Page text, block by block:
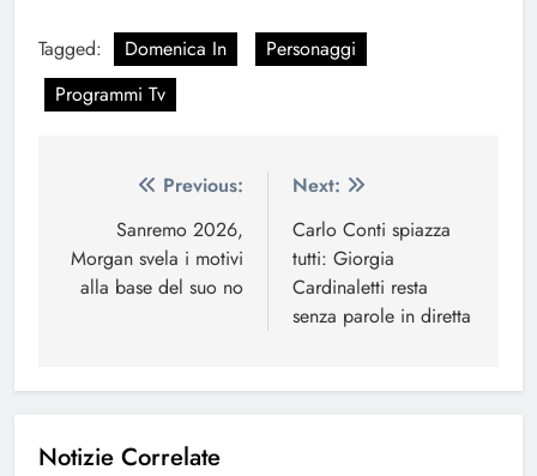
Tagged: Domenica In
Personaggi
Programmi Tv
Navigazione
articoli
Previous:
Sanremo 2026,
Morgan svela i motivi
alla base del suo no
Next:
Carlo Conti spiazza
tutti: Giorgia
Cardinaletti resta
senza parole in diretta
Notizie Correlate